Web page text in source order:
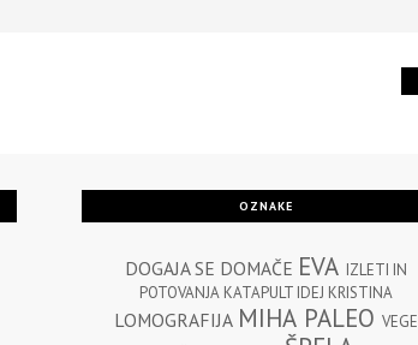
OZNAKE
DOGAJA SE DOMAČE EVA IZLETI IN
POTOVANJA KATAPULT IDEJ KRISTINA
LOMOGRAFIJA MIHA PALEO VEGE